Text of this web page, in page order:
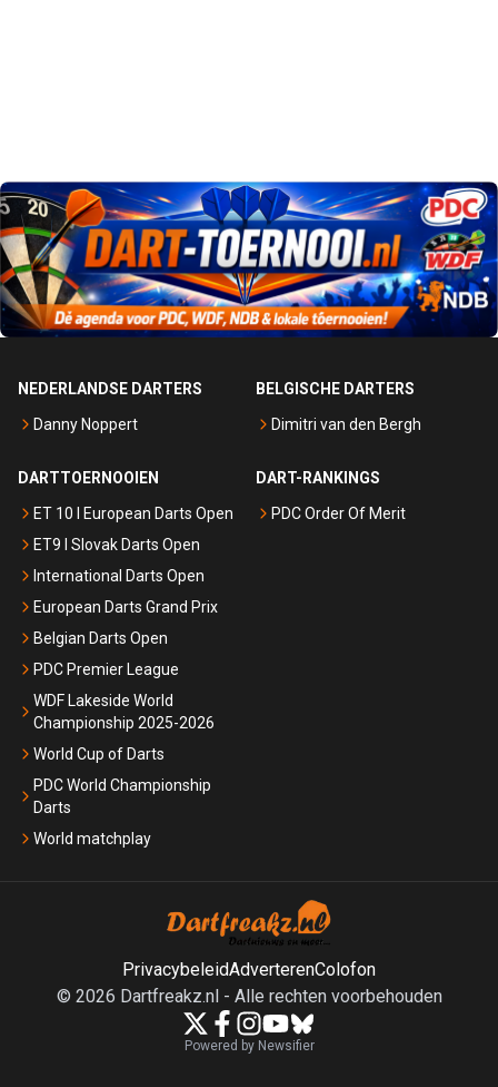
NEDERLANDSE DARTERS
Danny Noppert
BELGISCHE DARTERS
Dimitri van den Bergh
DARTTOERNOOIEN
ET 10 I European Darts Open
ET9 I Slovak Darts Open
International Darts Open
European Darts Grand Prix
Belgian Darts Open
PDC Premier League
WDF Lakeside World
Championship 2025-2026
World Cup of Darts
PDC World Championship
Darts
World matchplay
DART-RANKINGS
PDC Order Of Merit
PrivacybeleidAdverterenColofon
© 2026 Dartfreakz.nl- Alle rechten voorbehouden
Powered by Newsifier